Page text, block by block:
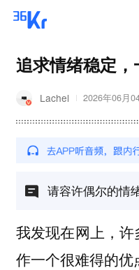
追求情绪稳定，
Lachel 2026年06月
请容许偶尔的情
我发现在网上，
作一个很难得的优